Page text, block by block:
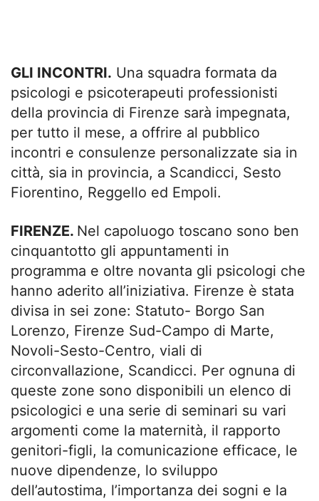
GLI INCONTRI. Una squadra formata da
psicologi e psicoterapeuti professionisti
della provincia di Firenze sarà impegnata,
per tutto il mese, a offrire al pubblico
incontri e consulenze personalizzate sia in
città, sia in provincia, a Scandicci, Sesto
Fiorentino, Reggello ed Empoli.
FIRENZE. Nel capoluogo toscano sono ben
cinquantotto gli appuntamenti in
programma e oltre novanta gli psicologi che
hanno aderito all’iniziativa. Firenze è stata
divisa in sei zone: Statuto- Borgo San
Lorenzo, Firenze Sud-Campo di Marte,
Novoli-Sesto-Centro, viali di
circonvallazione, Scandicci. Per ognuna di
queste zone sono disponibili un elenco di
psicologici e una serie di seminari su vari
argomenti come la maternità, il rapporto
genitori-figli, la comunicazione efficace, le
nuove dipendenze, lo sviluppo
dell’autostima, l’importanza dei sogni e la